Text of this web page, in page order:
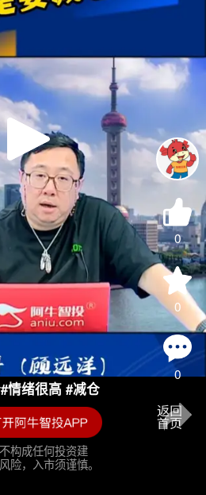
Play
Video
0
0
0
情绪很高 #减仓
构成任何投资建
险，入市须谨慎。